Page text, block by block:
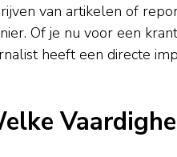
van artikelen of
Of je nu voor een
heeft een directe